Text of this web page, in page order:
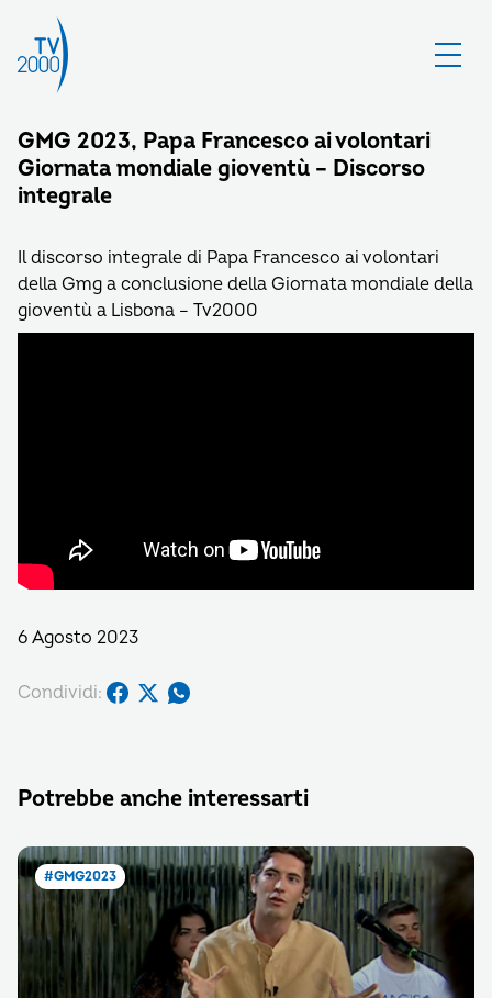
GMG 2023, Papa Francesco ai volontari
Giornata mondiale gioventù – Discorso
integrale
Il discorso integrale di Papa Francesco ai volontari
della Gmg a conclusione della Giornata mondiale della
gioventù a Lisbona – Tv2000
6 Agosto 2023
Condividi:
Potrebbe anche interessarti
#GMG2023